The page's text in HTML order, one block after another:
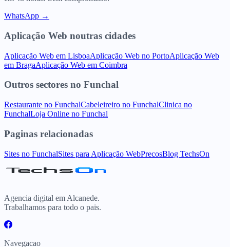
WhatsApp →
Aplicação Web noutras cidades
Aplicação Web em LisboaAplicação Web no PortoAplicação Web
em BragaAplicação Web em Coimbra
Outros sectores no Funchal
Restaurante no FunchalCabeleireiro no FunchalClinica no
FunchalLoja Online no Funchal
Paginas relacionadas
Sites no FunchalSites para Aplicação WebPrecosBlog TechsOn
Agencia digital em Alcanede.
Trabalhamos para todo o pais.
Navegacao